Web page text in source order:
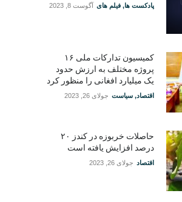
پادکست ها, فیلم های آگوست 8, 2023
کمیسیون تدارکات ملی ۱۶
پروژه مختلف به ارزش حدود
یک میلیارد افغانی را منظور کرد
اقتصاد, سیاست جولای 26, 2023
حاصلات خربوزه در کندز ۲۰
درصد افزایش یافته است
اقتصاد جولای 26, 2023